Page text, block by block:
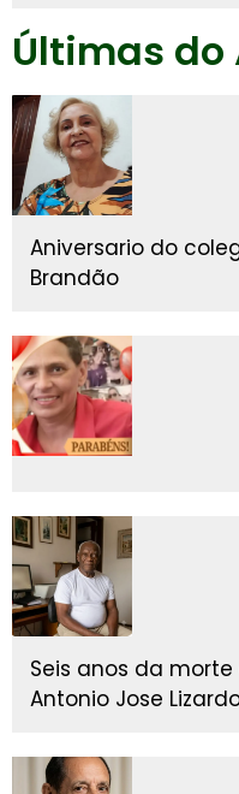
Últimas do
Aniversario do
Brandão
Seis anos da
Antonio Jose